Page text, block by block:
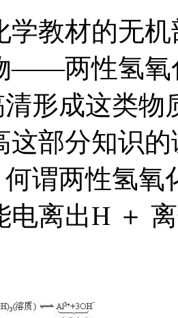
学教材的无
——两性氢氧
形成这类
这部分知识
何谓两性氢
电离出H ＋